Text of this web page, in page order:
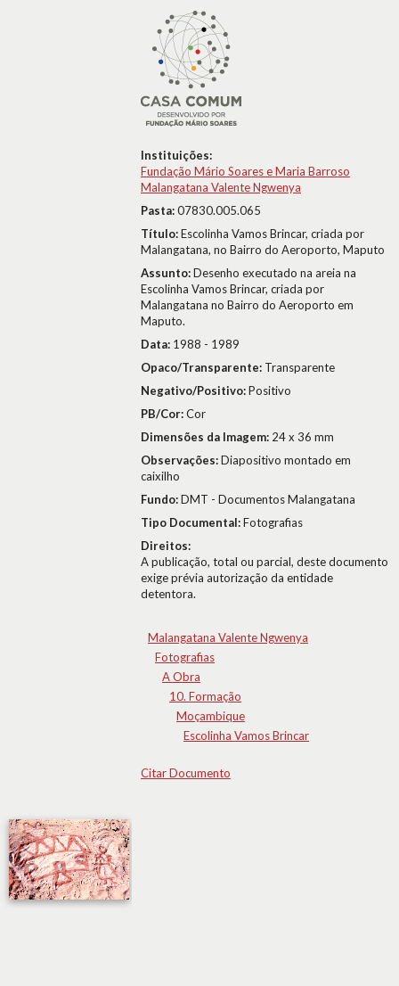
Instituições:
Fundação Mário Soares e Maria Barroso
Malangatana Valente Ngwenya
Pasta:07830.005.065
Título:Escolinha Vamos Brincar, criada por
Malangatana, no Bairro do Aeroporto, Maputo
Assunto:Desenho executado na areia na
Escolinha Vamos Brincar, criada por
Malangatana no Bairro do Aeroporto em
Maputo.
Data: 1988 - 1989
Opaco/Transparente: Transparente
Negativo/Positivo:Positivo
PB/Cor:Cor
Dimensões da Imagem: 24 x 36 mm
Observações:Diapositivo montado em
caixilho
Fundo:DMT - Documentos Malangatana
Tipo Documental:Fotografias
Direitos:
A publicação, total ou parcial, deste documento
exige prévia autorização da entidade
detentora.
Malangatana Valente Ngwenya
Fotografias
A Obra
10. Formação
Moçambique
Escolinha Vamos Brincar
Citar Documento